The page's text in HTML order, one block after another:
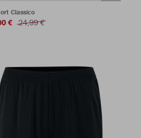
Classico
€ 24,99 €